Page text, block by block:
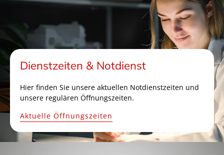
Dienstzeiten & Notdienst
Hier finden Sie unsere aktuellen Notdienstzeiten und
unsere regulären Öffnungszeiten.
Aktuelle Öffnungszeiten